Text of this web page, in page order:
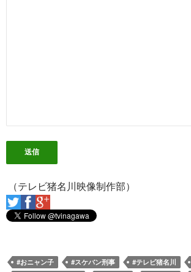
（テレビ猪名川映像制作部）
#おニャン子 #スケバン刑事 #テレビ猪名川